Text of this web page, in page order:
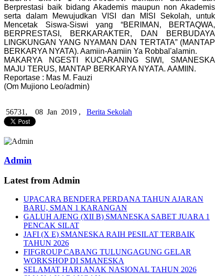
Berprestasi baik bidang Akademis maupun non Akademis
serta dalam Mewujudkan VISI dan MISI Sekolah, untuk
Mencetak Siswa-Siswi yang “BERIMAN, BERTAQWA,
BERPRESTASI, BERKARAKTER, DAN BERBUDAYA
LINGKUNGAN YANG NYAMAN DAN TERTATA” (MANTAP
BERKARYA NYATA). Aamiin-Aamiin Ya Robbal'alamin.
MAKARYA NGESTI KUCARANING SIWI, SMANESKA
MAJU TERUS, MANTAP BERKARYA NYATA. AAMIIN.
Reportase : Mas M. Fauzi
(Om Mujiono Leo/admin)
56731, 08 Jan 2019 , Berita Sekolah
Admin
Latest from Admin
UPACARA BENDERA PERDANA TAHUN AJARAN
BARU, SMAN 1 KARANGAN
GALUH AJENG (XII B) SMANESKA SABET JUARA 1
PENCAK SILAT
JAFI (X E) SMANESKA RAIH PESILAT TERBAIK
TAHUN 2026
FIFGROUP CABANG TULUNGAGUNG GELAR
WORKSHOP DI SMANESKA
SELAMAT HARI ANAK NASIONAL TAHUN 2026